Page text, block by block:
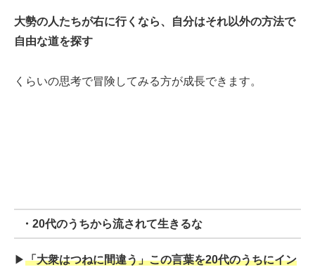
大勢の人たちが右に行くなら、自分はそれ以外の方法で
自由な道を探す
くらいの思考で冒険してみる方が成長できます。
・20代のうちから流されて生きるな
▶︎「大衆はつねに間違う」この言葉を20代のうちにイン